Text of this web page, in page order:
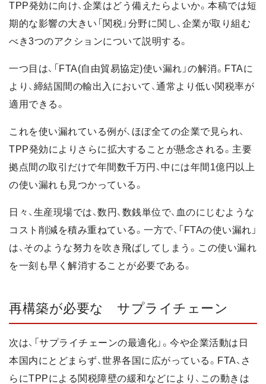
TPP発効に向け、企業はどう備えたらよいか。本稿では短
期的な影響の大きい「関税」分野に関し、企業が取り組む
べき3つのアクションについて説明する。
一つ目は、「FTA(自由貿易協定)使い漏れ」の解消。FTAに
より、締結国間の輸出入において、通常より低い関税率が
適用できる。
これを使い漏れている例が、ほぼ全ての企業で見られ、
TPP発効によりさらに拡大することが懸念される。主要
拠点間の取引だけで年間数千万円、中には年間1億円以上
の使い漏れも見つかっている。
日々、生産現場では、数円、数銭単位で、血のにじむような
コスト削減を積み重ねている。一方で、「FTAの使い漏れ」
は、そのような努力を吹き飛ばしてしまう。この使い漏れ
を一刻も早く解消することが必要である。
再構築が必要な サプライチェーン
次は、「サプライチェーンの最適化」。今や企業活動は日
本国内にとどまらず、世界各国に広がっている。FTA、さ
らにTPPによる関税障壁の緩和などにより、この動きは